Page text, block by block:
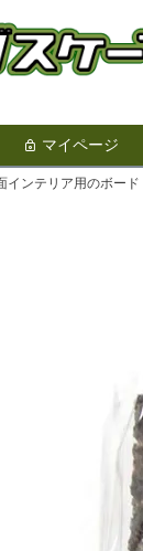
マイページ
インテリア用のボー